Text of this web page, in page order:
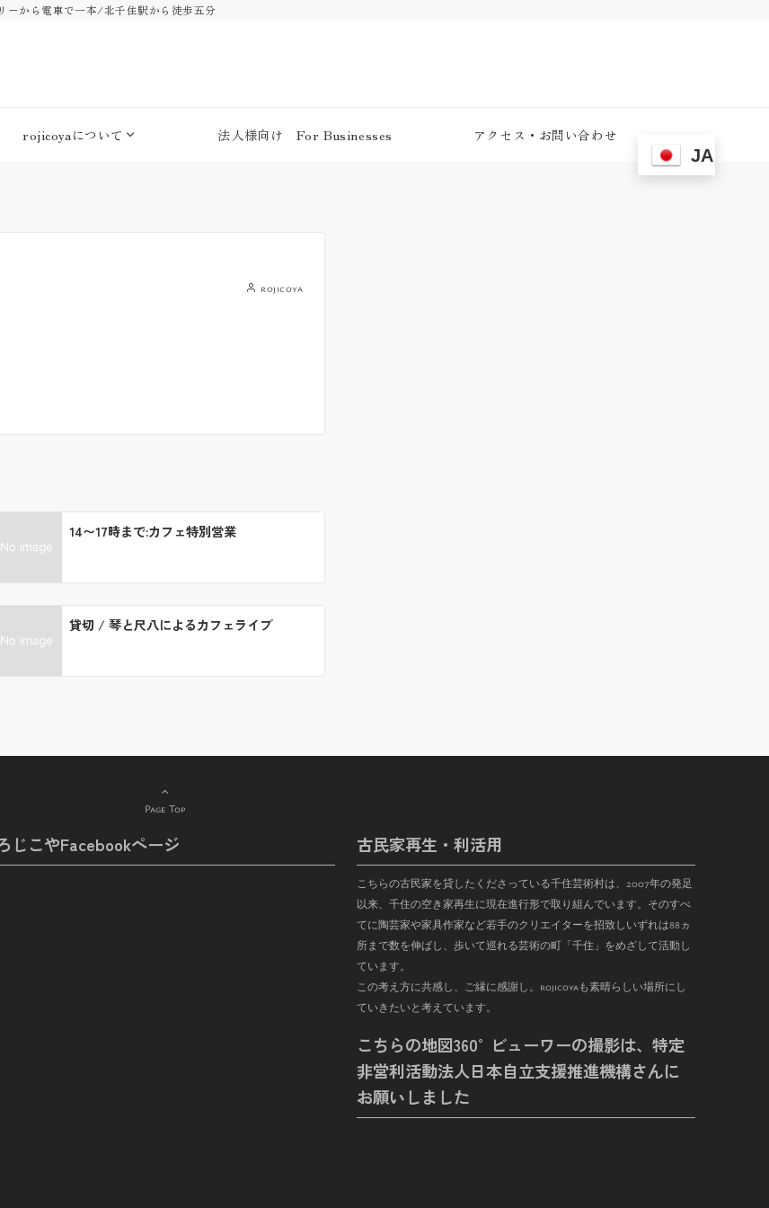
から電車で一本/北千住駅から徒歩五分
rojicoyaについて 法人様向け For Businesses アクセス・お問い合わせ
JA
rojicoya
14〜17時まで:カフェ特別営業
貸切 / 琴と尺八によるカフェライブ
Page Top
じこやFacebookページ 古民家再生・利活用
こちらの古民家を貸したくださっている千住芸術村は、 2007年の発足
以来、千住の空き家再生に現在進行形で取り組んでいます。そのすべ
てに陶芸家や家具作家など若手のクリエイターを招致しいずれは88ヵ
所まで数を伸ばし、歩いて巡れる芸術の町「千住」をめざして活動し
ています。
この考え方に共感し、ご縁に感謝し。rojicoyaも素晴らしい場所にし
ていきたいと考えています。
こちらの地図360°ビューワーの撮影は、特定
非営利活動法人日本自立支援推進機構さんに
お願いしました